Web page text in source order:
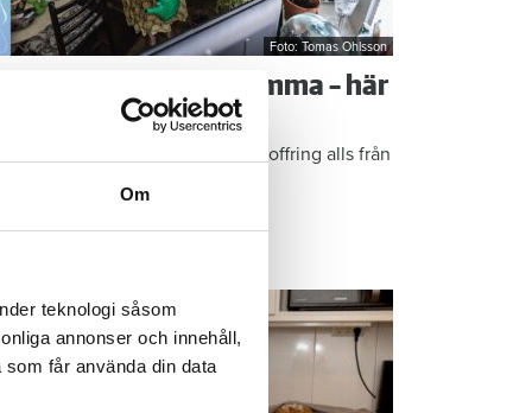
Om
teknologi såsom
annonser och innehåll,
får använda din data
Foto: Tomas Ohlsson
sparar du vatten hemma – här
Kristins bästa tips
är enkla: ”Det är ingen uppoffring alls från